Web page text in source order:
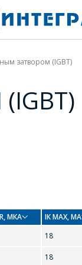
затвором (IGBT)
МКА IК MAX, МА
18
18в ТД